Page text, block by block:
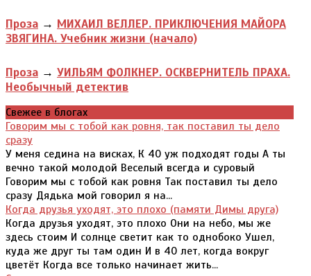
Проза → МИХАИЛ ВЕЛЛЕР. ПРИКЛЮЧЕНИЯ МАЙОРА
ЗВЯГИНА. Учебник жизни (начало)
Проза → УИЛЬЯМ ФОЛКНЕР. ОСКВЕРНИТЕЛЬ ПРАХА.
Необычный детектив
Свежее в блогах
Говорим мы с тобой как ровня, так поставил ты дело
сразу
У меня седина на висках, К 40 уж подходят годы А ты
вечно такой молодой Веселый всегда и суровый
Говорим мы с тобой как ровня Так поставил ты дело
сразу Дядька мой говорил я на...
Когда друзья уходят, это плохо (памяти Димы друга)
Когда друзья уходят, это плохо Они на небо, мы же
здесь стоим И солнце светит как то однобоко Ушел,
куда же друг ты там один И в 40 лет, когда вокруг
цветёт Когда все только начинает жить...